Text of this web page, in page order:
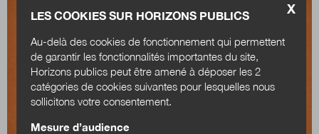
X
LES COOKIES SUR HORIZONS PUBLICS
Au-delà des cookies de fonctionnement qui permettent
de garantir les fonctionnalités importantes du site,
Horizons publics peut être amené à déposer les 2
catégories de cookies suivantes pour lesquelles nous
sollicitons votre consentement.
Mesure d’audience